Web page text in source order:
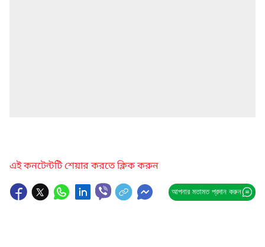
এই কনটেন্টটি শেয়ার করতে ক্লিক করুন
আপনার মতামত প্রদান করুন